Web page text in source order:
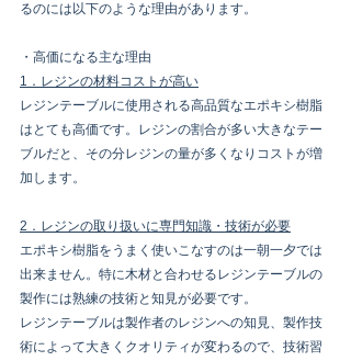
るのには以下のような理由があります。
・高価になる主な理由
1．レジンの材料コストが高い
レジンテーブルに使用される高品質なエポキシ樹脂
はとても高価です。レジンの割合が多い大きなテー
ブルだと、その分レジンの量が多くなりコストが増
加します。
2．レジンの取り扱いに専門知識・技術が必要
エポキシ樹脂をうまく使いこなすのは一朝一夕では
出来ません。特に木材と合わせるレジンテーブルの
製作には熟練の技術と知見が必要です。
レジンテーブルは製作者のレジンへの知見、製作技
術によって大きくクオリティが変わるので、技術習